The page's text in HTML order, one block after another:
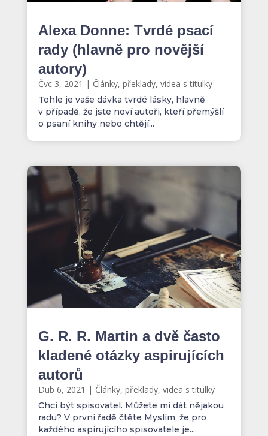
Alexa Donne: Tvrdé psací
rady (hlavně pro novější
autory)
Čvc 3, 2021 | Články, překlady, videa s titulky
Tohle je vaše dávka tvrdé lásky, hlavně
v případě, že jste noví autoři, kteří přemýšlí
o psaní knihy nebo chtějí...
G. R. R. Martin a dvě často
kladené otázky aspirujících
autorů
Dub 6, 2021 | Články, překlady, videa s titulky
Chci být spisovatel. Můžete mi dát nějakou
radu? V první řadě čtěte Myslím, že pro
každého aspirujícího spisovatele je...